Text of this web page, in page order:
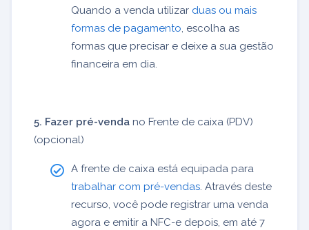
Quando a venda utilizar duas ou mais
formas de pagamento, escolha as
formas que precisar e deixe a sua gestão
financeira em dia.
5. Fazer pré-venda no Frente de caixa (PDV)
(opcional)
A frente de caixa está equipada para
trabalhar com pré-vendas. Através deste
recurso, você pode registrar uma venda
agora e emitir a NFC-e depois, em até 7